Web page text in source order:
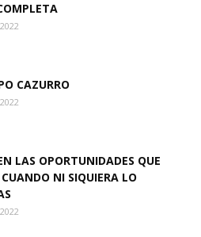
CAZURRO
LAS OPORTUNIDADES QUE
CUANDO NI SIQUIERA LO